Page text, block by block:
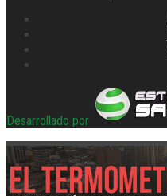
Desarrollado por